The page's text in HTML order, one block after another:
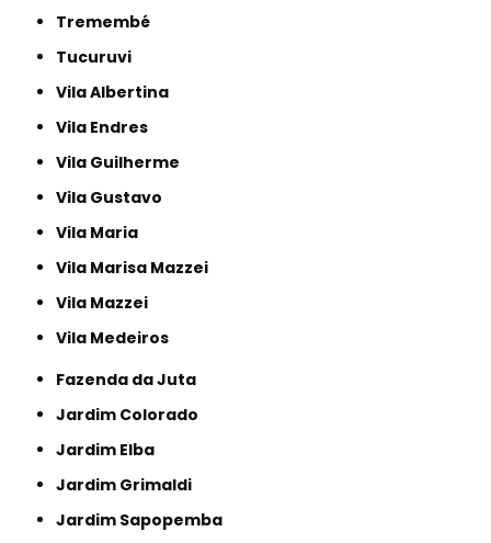
Tremembé
Tucuruvi
Vila Albertina
Vila Endres
Vila Guilherme
Vila Gustavo
Vila Maria
Vila Marisa Mazzei
Vila Mazzei
Vila Medeiros
Fazenda da Juta
Jardim Colorado
Jardim Elba
Jardim Grimaldi
Jardim Sapopemba